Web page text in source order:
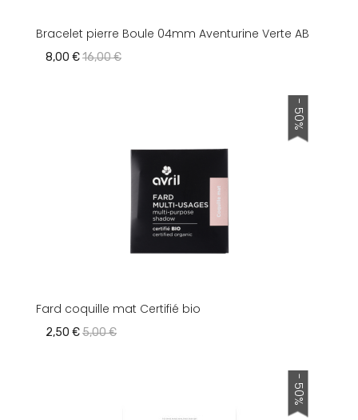
Bracelet pierre Boule 04mm Aventurine Verte AB
8,00 €16,00 €
- 50%
Fard coquille mat Certifié bio
2,50 €5,00 €
- 50%